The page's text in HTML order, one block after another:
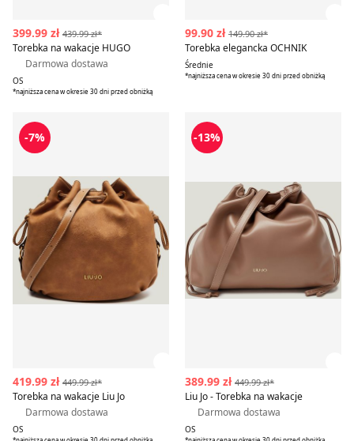
399.99 zł 439.99 zł*
Torebka na wakacje HUGO
Darmowa dostawa
OS
*najniższa cena w okresie 30 dni przed obniżką
99.90 zł 149.90 zł*
Torebka elegancka OCHNIK
Średnie
*najniższa cena w okresie 30 dni przed obniżką
Torebka na wakacje Liu Jo
-7%
419.99 zł 449.99 zł*
Torebka na wakacje Liu Jo
Darmowa dostawa
OS
Liu Jo - Torebka na wakacje
-13%
389.99 zł 449.99 zł*
Liu Jo - Torebka na wakacje
Darmowa dostawa
OS